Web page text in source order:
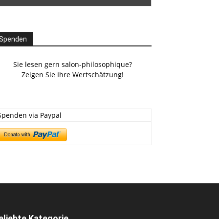
Sie lesen gern salon-philosophique?
Zeigen Sie Ihre Wertschätzung!
via Paypal